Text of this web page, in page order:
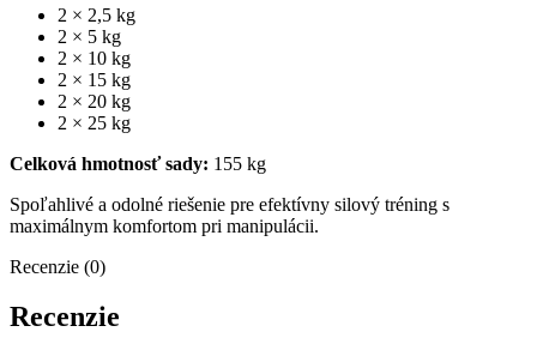
2 × 2,5 kg
2 × 5 kg
2 × 10 kg
2 × 15 kg
2 × 20 kg
2 × 25 kg
Celková hmotnosť sady: 155 kg
Spoľahlivé a odolné riešenie pre efektívny silový tréning s
maximálnym komfortom pri manipulácii.
Recenzie (0)
Recenzie